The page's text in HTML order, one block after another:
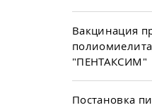
Вакцинация
"ПЕНТАКСИМ"
Постановка